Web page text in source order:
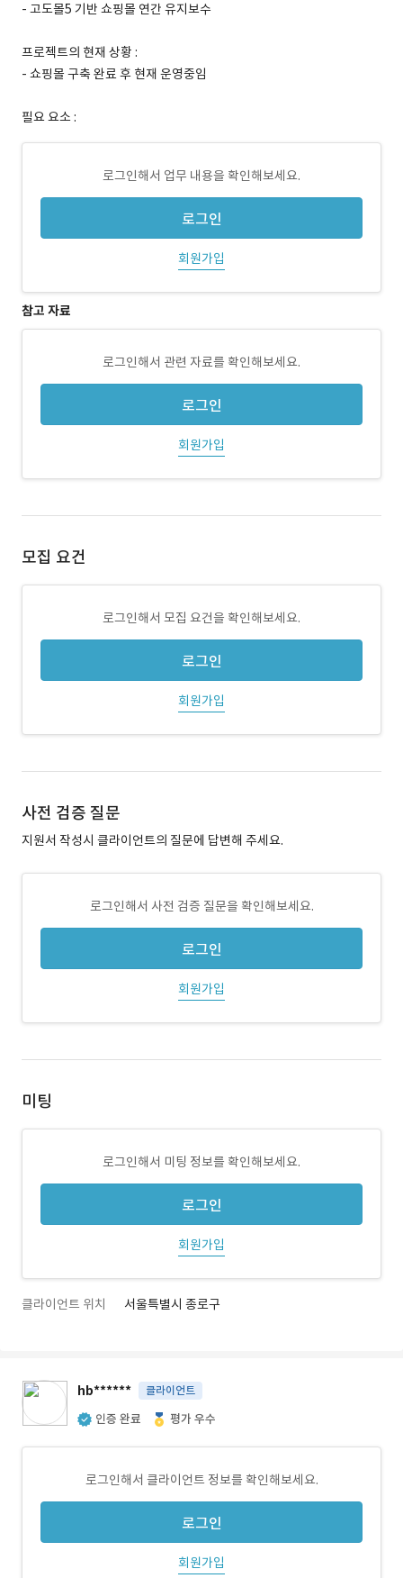
- 고도몰5 기반 쇼핑몰 연간 유지보수
프로젝트의 현재 상황 :
- 쇼핑몰 구축 완료 후 현재 운영중임
필요 요소 :
로그인해서 업무 내용을 확인해보세요.
로그인
회원가입
참고 자료
로그인해서 관련 자료를 확인해보세요.
로그인
회원가입
모집 요건
로그인해서 모집 요건을 확인해보세요.
로그인
회원가입
사전 검증 질문
지원서 작성시 클라이언트의 질문에 답변해 주세요.
로그인해서 사전 검증 질문을 확인해보세요.
로그인
회원가입
미팅
로그인해서 미팅 정보를 확인해보세요.
로그인
회원가입
클라이언트 위치 서울특별시 종로구
hb****** 클라이언트
인증 완료 평가 우수
로그인해서 클라이언트 정보를 확인해보세요.
로그인
회원가입